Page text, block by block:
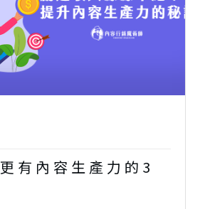
有內容生產力的3